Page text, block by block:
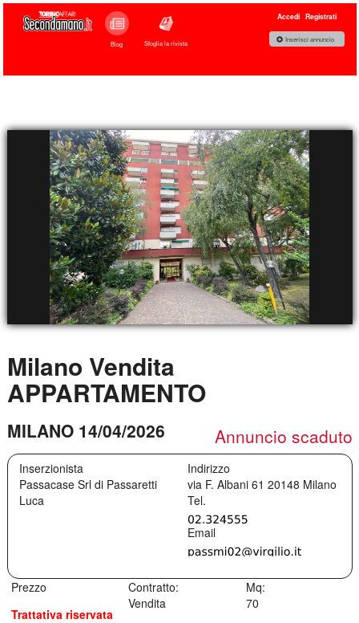
Blog Sfoglia la rivista
Accedi Registrati
Inserisci annuncio
Milano Vendita
APPARTAMENTO
MILANO 14/04/2026 Annuncio scaduto
Inserzionista
Passacase Srl di Passaretti
Luca
Indirizzo
via F. Albani 61 20148 Milano
Prezzo
Trattativa riservata
Contratto:
Vendita
Mq:
70